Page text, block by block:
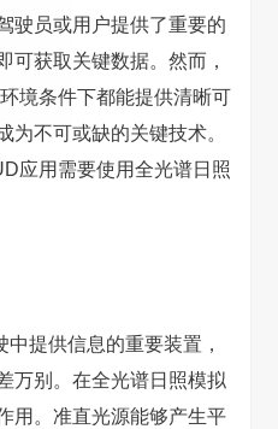
驶员或用户提供了重要的
可获取关键数据。然而，
境条件下都能提供清晰可
为不可或缺的关键技术。
应用需要使用全光谱日照
提供信息的重要装置，
万别。在全光谱日照模拟
用。准直光源能够产生平